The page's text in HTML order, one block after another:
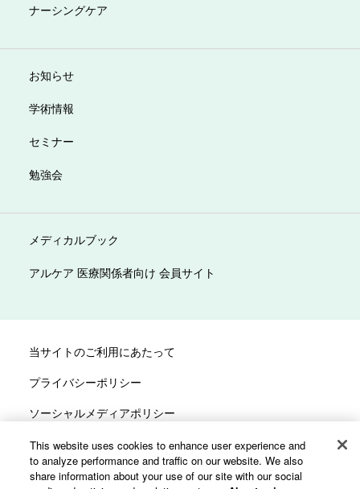
ナーシングケア
お知らせ
学術情報
セミナー
勉強会
メディカルブック
アルケア 医療関係者向け 会員サイト
当サイトのご利用にあたって
プライバシーポリシー
ソーシャルメディアポリシー
サイトマップ
カスタマーハラスメントへの対応方針
This website uses cookies to enhance user experience and
to analyze performance and traffic on our website. We also
share information about your use of our site with our social